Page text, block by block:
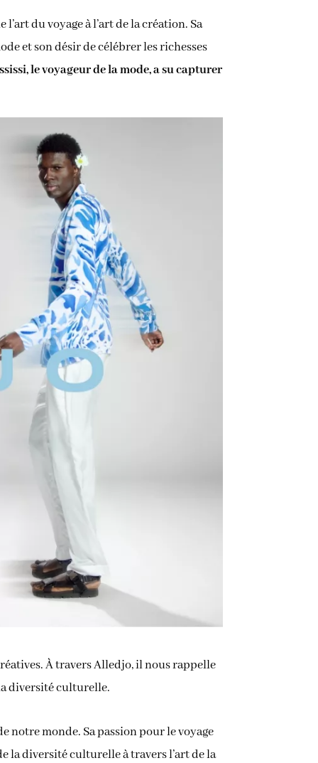
du voyage à l’art de la création. Sa
et son désir de célébrer les richesses
le voyageur de la mode, a su capturer
À travers Alledjo, il nous rappelle
diversité culturelle.
notre monde. Sa passion pour le voyage
la diversité culturelle à travers l’art de la